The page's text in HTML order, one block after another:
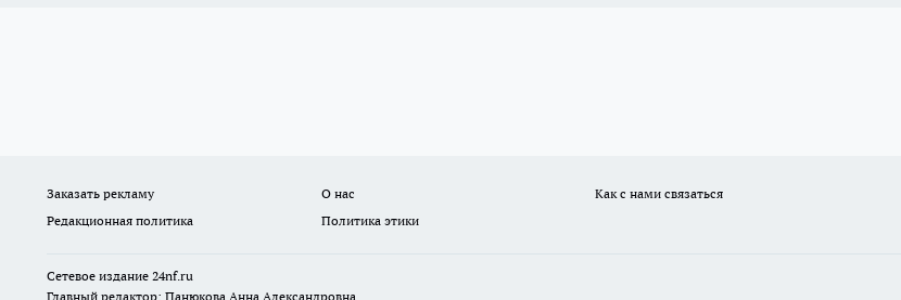
Заказать рекламу О нас
Как с нами связаться
Редакционная политика
Политика этики
Сетевое издание 24nf.ru
Главный редактор: Панюкова Анна Александровна